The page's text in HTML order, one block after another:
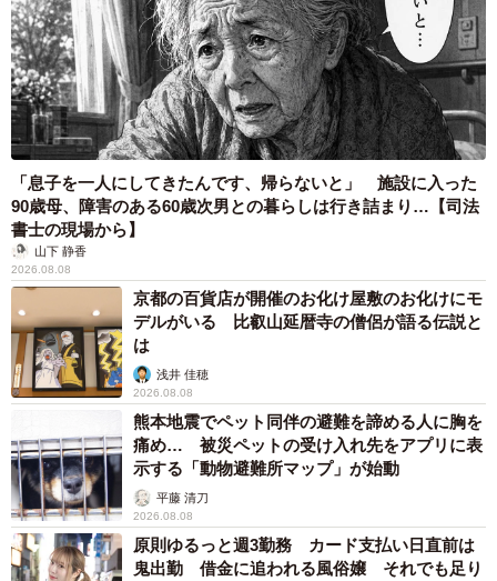
「息子を一人にしてきたんです、帰らないと」 施設に入った
90歳母、障害のある60歳次男との暮らしは行き詰まり…【司法
書士の現場から】
山下 静香
2026.08.08
京都の百貨店が開催のお化け屋敷のお化けにモ
デルがいる 比叡山延暦寺の僧侶が語る伝説と
は
浅井 佳穂
2026.08.08
熊本地震でペット同伴の避難を諦める人に胸を
痛め… 被災ペットの受け入れ先をアプリに表
示する「動物避難所マップ」が始動
平藤 清刀
2026.08.08
原則ゆるっと週3勤務 カード支払い日直前は
鬼出勤 借金に追われる風俗嬢 それでも足り